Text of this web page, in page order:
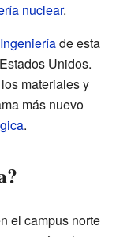
nuclear.
de esta
Unidos.
materiales y
más nuevo
.
el campus norte